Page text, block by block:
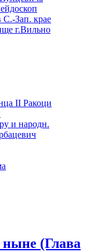
С.-Зап. крае
г.Вильно
II Ракоци
и народн.
(Глава